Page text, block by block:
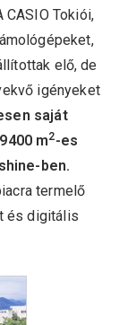
CASIO Tokiói,
elő, de
igényeket
saját
m2-es
ben.
termelő
és digitális